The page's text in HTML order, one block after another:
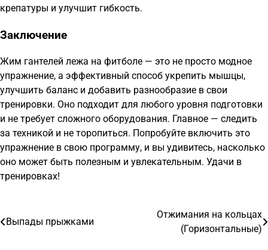
крепатуры и улучшит гибкость.
Заключение
Жим гантелей лежа на фитболе — это не просто модное
упражнение, а эффективный способ укрепить мышцы,
улучшить баланс и добавить разнообразие в свои
тренировки. Оно подходит для любого уровня подготовки
и не требует сложного оборудования. Главное — следить
за техникой и не торопиться. Попробуйте включить это
упражнение в свою программу, и вы удивитесь, насколько
оно может быть полезным и увлекательным. Удачи в
тренировках!
Навигация
Выпады прыжками
Отжимания на кольцах
(Горизонтальные)